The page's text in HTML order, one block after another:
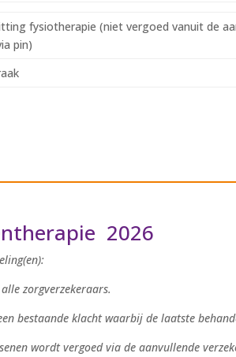
fysiotherapie (niet vergoed vanuit de
pin)
2026
zorgverzekeraars.
bestaande klacht waarbij de laatste
wordt vergoed via de aanvullende